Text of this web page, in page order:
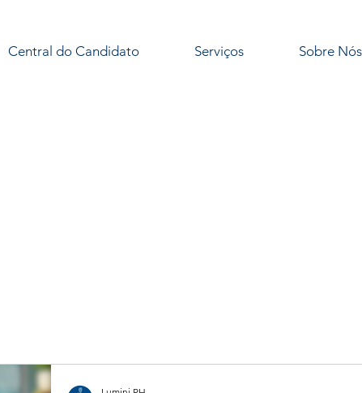
Central do Candidato Serviços Sobre Nós